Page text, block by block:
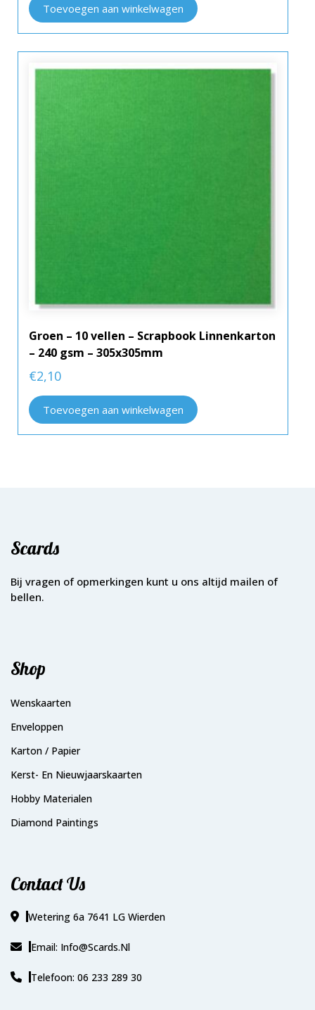
Toevoegen aan winkelwagen
Groen – 10 vellen – Scrapbook Linnenkarton
– 240 gsm – 305x305mm
€2,10
Toevoegen aan winkelwagen
Scards
Bij vragen of opmerkingen kunt u ons altijd mailen of
bellen.
Shop
Wenskaarten
Enveloppen
Karton / Papier
Kerst- En Nieuwjaarskaarten
Hobby Materialen
Diamond Paintings
Contact Us
Wetering 6a 7641 LG Wierden
Email: Info@scards.nl
Telefoon: 06 233 289 30